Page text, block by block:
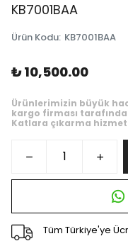
KB7001BAA
Ürün Kodu: KB7001BAA
₺ 10,500.00
Ürünlerimizin büyük
kargo firması
Katlara çıkarma
Tüm Türkiye'ye